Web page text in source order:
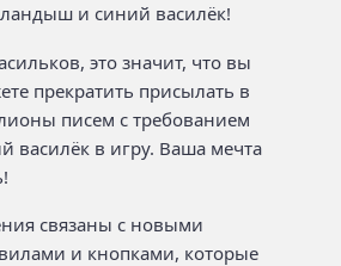
и синий василёк!
это значит, что вы
прекратить присылать в
писем с требованием
василёк в игру. Ваша мечта
связаны с новыми
и кнопками, которые